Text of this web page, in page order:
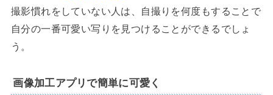
撮影慣れをしていない人は、自撮りを何度もすることで
自分の一番可愛い写りを見つけることができるでしょ
う。
画像加工アプリで簡単に可愛く